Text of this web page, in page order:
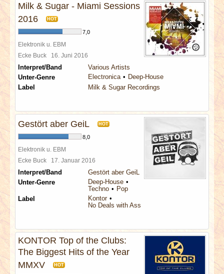
Milk & Sugar - Miami Sessions
2016
HOT
7,0
Elektronik u. EBM
Ecke Buck 16. Juni 2016
Interpret/Band
Various Artists
Unter-Genre
Electronica
Deep-House
Label
Milk & Sugar Recordings
Gestört aber GeiL HOT
8,0
Elektronik u. EBM
Ecke Buck 17. Januar 2016
Interpret/Band
Gestört aber GeiL
Unter-Genre
Deep-House
Techno
Pop
Label
Kontor
No Deals with Assholes
KONTOR Top of the Clubs:
The Biggest Hits of the Year
MMXV
HOT